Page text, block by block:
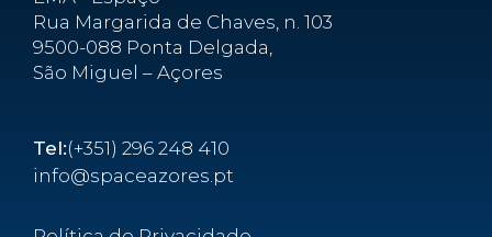
Rua Margarida de Chaves, n. 103
9500-088 Ponta Delgada,
São Miguel – Açores
Tel:(+351) 296 248 410
info@spaceazores.pt